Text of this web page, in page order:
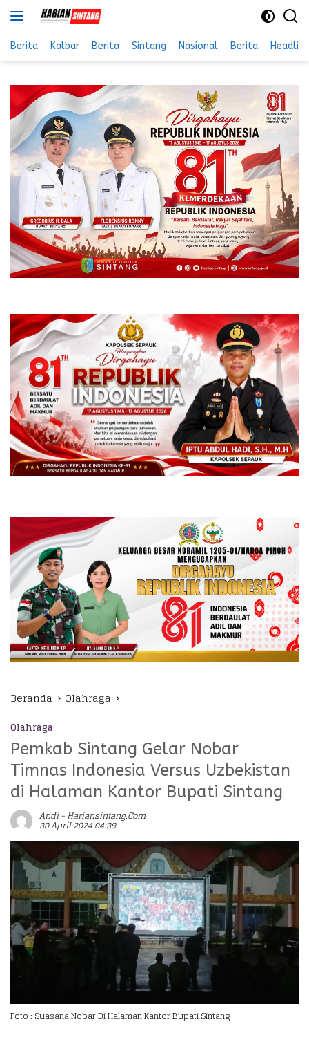
Langsung
ke
konten
Berita Kalbar Berita Sintang Nasional Berita Headline
Beranda Olahraga
Olahraga
Pemkab Sintang Gelar Nobar
Timnas Indonesia Versus Uzbekistan
di Halaman Kantor Bupati Sintang
Andi - Hariansintang.com
30 April 2024 04:39
Foto : Suasana Nobar Di Halaman Kantor Bupati Sintang